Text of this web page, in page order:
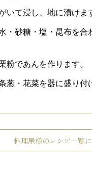
いて浸し、地に漬けま
・砂糖・塩・昆布を合
粉であんを作ります。
葱・花菜を器に盛り付
料理屋様のレシピ一覧